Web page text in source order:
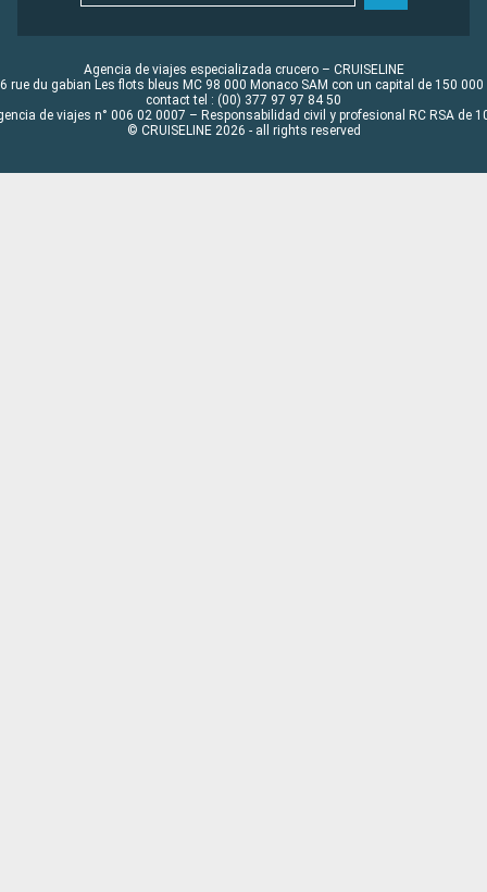
Agencia de viajes especializada crucero – CRUISELINE
rue du gabian Les flots bleus MC 98 000 Monaco SAM con un capital de 150 000
contact tel : (00) 377 97 97 84 50
de viajes n° 006 02 0007 – Responsabilidad civil y profesional RC RSA de
© CRUISELINE 2026 - all rights reserved